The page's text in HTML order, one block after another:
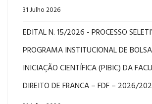
31 Julho 2026
EDITAL N. 15/2026 - PROCESSO
PROGRAMA INSTITUCIONAL DE
INICIAÇÃO CIENTÍFICA (PIBIC) DA
DIREITO DE FRANCA – FDF – 2026/